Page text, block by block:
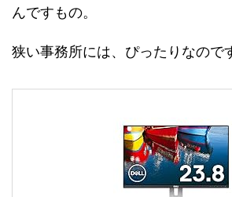
んですもの。
狭い事務所には、ぴったりなので